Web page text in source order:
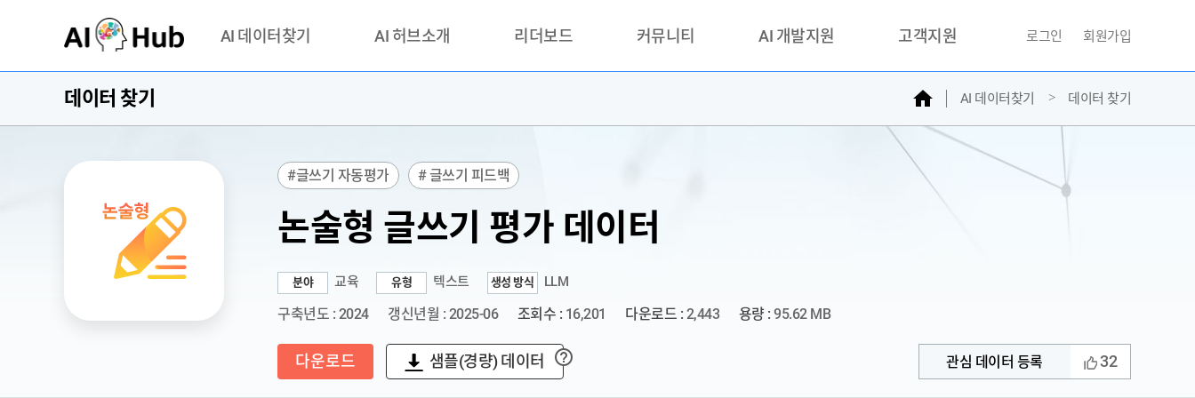
AI 데이터찾기
기관 제공 데이터
AI 허브 오픈 API
AI 허브소개
안심존이란?
이용정책
리더보드 커뮤니티
활용성과 우수사례
AI 개발지원 고객지원
문의하기
자주찾는질문
민원접수
AI데이터등록신청
로그인 회원가입
데이터 찾기 홈 AI 데이터찾기 데이터 찾기
#글쓰기 자동평가 # 글쓰기 피드백
논술형 글쓰기 평가 데이터
분야 교육 유형 텍스트 생성 방식 LLM
구축년도 : 2024 갱신년월 : 2025-06 조회수 : 16,201 다운로드 : 2,443 용량 : 95.62 MB
다운로드 샘플(경량) 데이터 ? 관심 데이터 등록 32